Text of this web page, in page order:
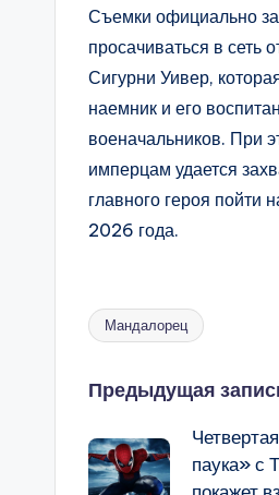
Съемки официально
просачиваться в сеть
Сигурни Уивер,
наемник и его
военачальников. При
имперцам удается
главного героя
2026 года.
Метки:
Мандалорец
записи
Предыдущая
паука» с